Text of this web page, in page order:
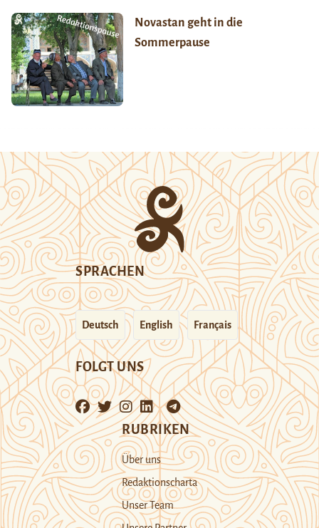
Novastan geht in die
Sommerpause
SPRACHEN
Deutsch English Français
FOLGT UNS
RUBRIKEN
Über uns
Redaktionscharta
Unser Team